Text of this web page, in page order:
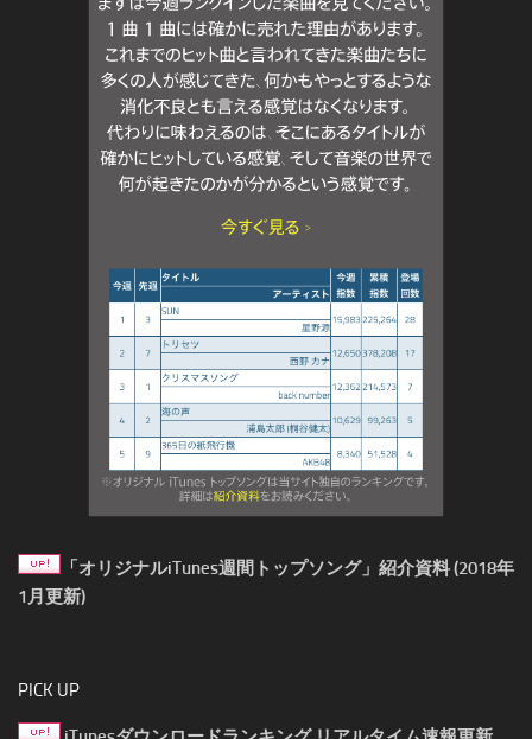
「オリジナルiTunes週間トップソング」紹介資料 (2018年
1月更新)
PICK UP